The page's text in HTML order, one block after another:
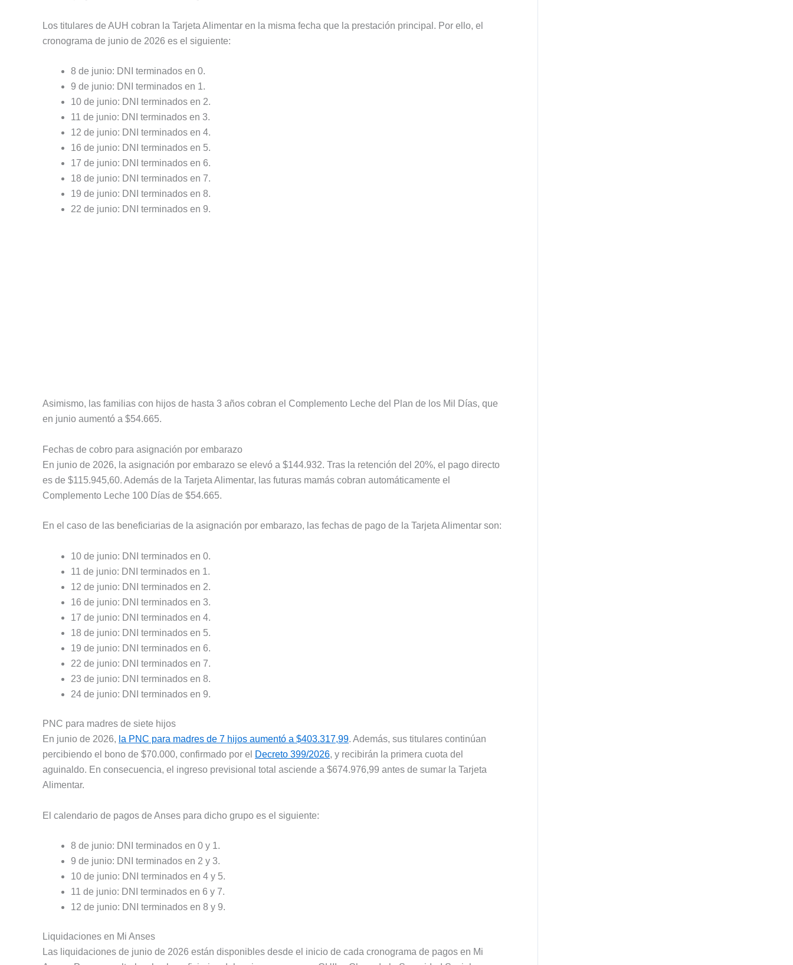
Los titulares de AUH cobran la Tarjeta Alimentar en la misma fecha que la prestación principal. Por ello, el
cronograma de junio de 2026 es el siguiente:
8 de junio: DNI terminados en 0.
9 de junio: DNI terminados en 1.
10 de junio: DNI terminados en 2.
11 de junio: DNI terminados en 3.
12 de junio: DNI terminados en 4.
16 de junio: DNI terminados en 5.
17 de junio: DNI terminados en 6.
18 de junio: DNI terminados en 7.
19 de junio: DNI terminados en 8.
22 de junio: DNI terminados en 9.
Asimismo, las familias con hijos de hasta 3 años cobran el Complemento Leche del Plan de los Mil Días, que
en junio aumentó a $54.665.
Fechas de cobro para asignación por embarazo
En junio de 2026, la asignación por embarazo se elevó a $144.932. Tras la retención del 20%, el pago directo
es de $115.945,60. Además de la Tarjeta Alimentar, las futuras mamás cobran automáticamente el
Complemento Leche 100 Días de $54.665.
En el caso de las beneficiarias de la asignación por embarazo, las fechas de pago de la Tarjeta Alimentar son:
10 de junio: DNI terminados en 0.
11 de junio: DNI terminados en 1.
12 de junio: DNI terminados en 2.
16 de junio: DNI terminados en 3.
17 de junio: DNI terminados en 4.
18 de junio: DNI terminados en 5.
19 de junio: DNI terminados en 6.
22 de junio: DNI terminados en 7.
23 de junio: DNI terminados en 8.
24 de junio: DNI terminados en 9.
PNC para madres de siete hijos
En junio de 2026, la PNC para madres de 7 hijos aumentó a $403.317,99. Además, sus titulares continúan
percibiendo el bono de $70.000, confirmado por el
Decreto 399/2026, y recibirán la primera cuota del
aguinaldo. En consecuencia, el ingreso previsional total asciende a $674.976,99 antes de sumar la Tarjeta
Alimentar.
El calendario de pagos de Anses para dicho grupo es el siguiente:
8 de junio: DNI terminados en 0 y 1.
9 de junio: DNI terminados en 2 y 3.
10 de junio: DNI terminados en 4 y 5.
11 de junio: DNI terminados en 6 y 7.
12 de junio: DNI terminados en 8 y 9.
Liquidaciones en Mi Anses
Las liquidaciones de junio de 2026 están disponibles desde el inicio de cada cronograma de pagos en Mi